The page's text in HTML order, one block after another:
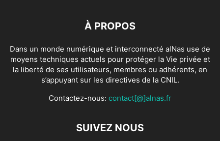
À PROPOS
Dans un monde numérique et interconnecté alNas use de
moyens techniques actuels pour protéger la Vie privée et
la liberté de ses utilisateurs, membres ou adhérents, en
s’appuyant sur les directives de la CNIL.
Contactez-nous: contact[@]alnas.fr
SUIVEZ NOUS